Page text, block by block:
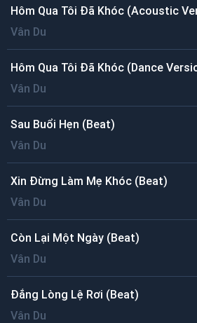
Hôm Qua Tôi Đã Khóc (Acoustic
Vân Du
Hôm Qua Tôi Đã Khóc (Dance
Vân Du
Sau Buổi Hẹn (Beat)
Vân Du
Xin Đừng Làm Mẹ Khóc (Beat)
Vân Du
Còn Lại Một Ngày (Beat)
Vân Du
Đắng Lòng Lệ Rơi (Beat)
Vân Du